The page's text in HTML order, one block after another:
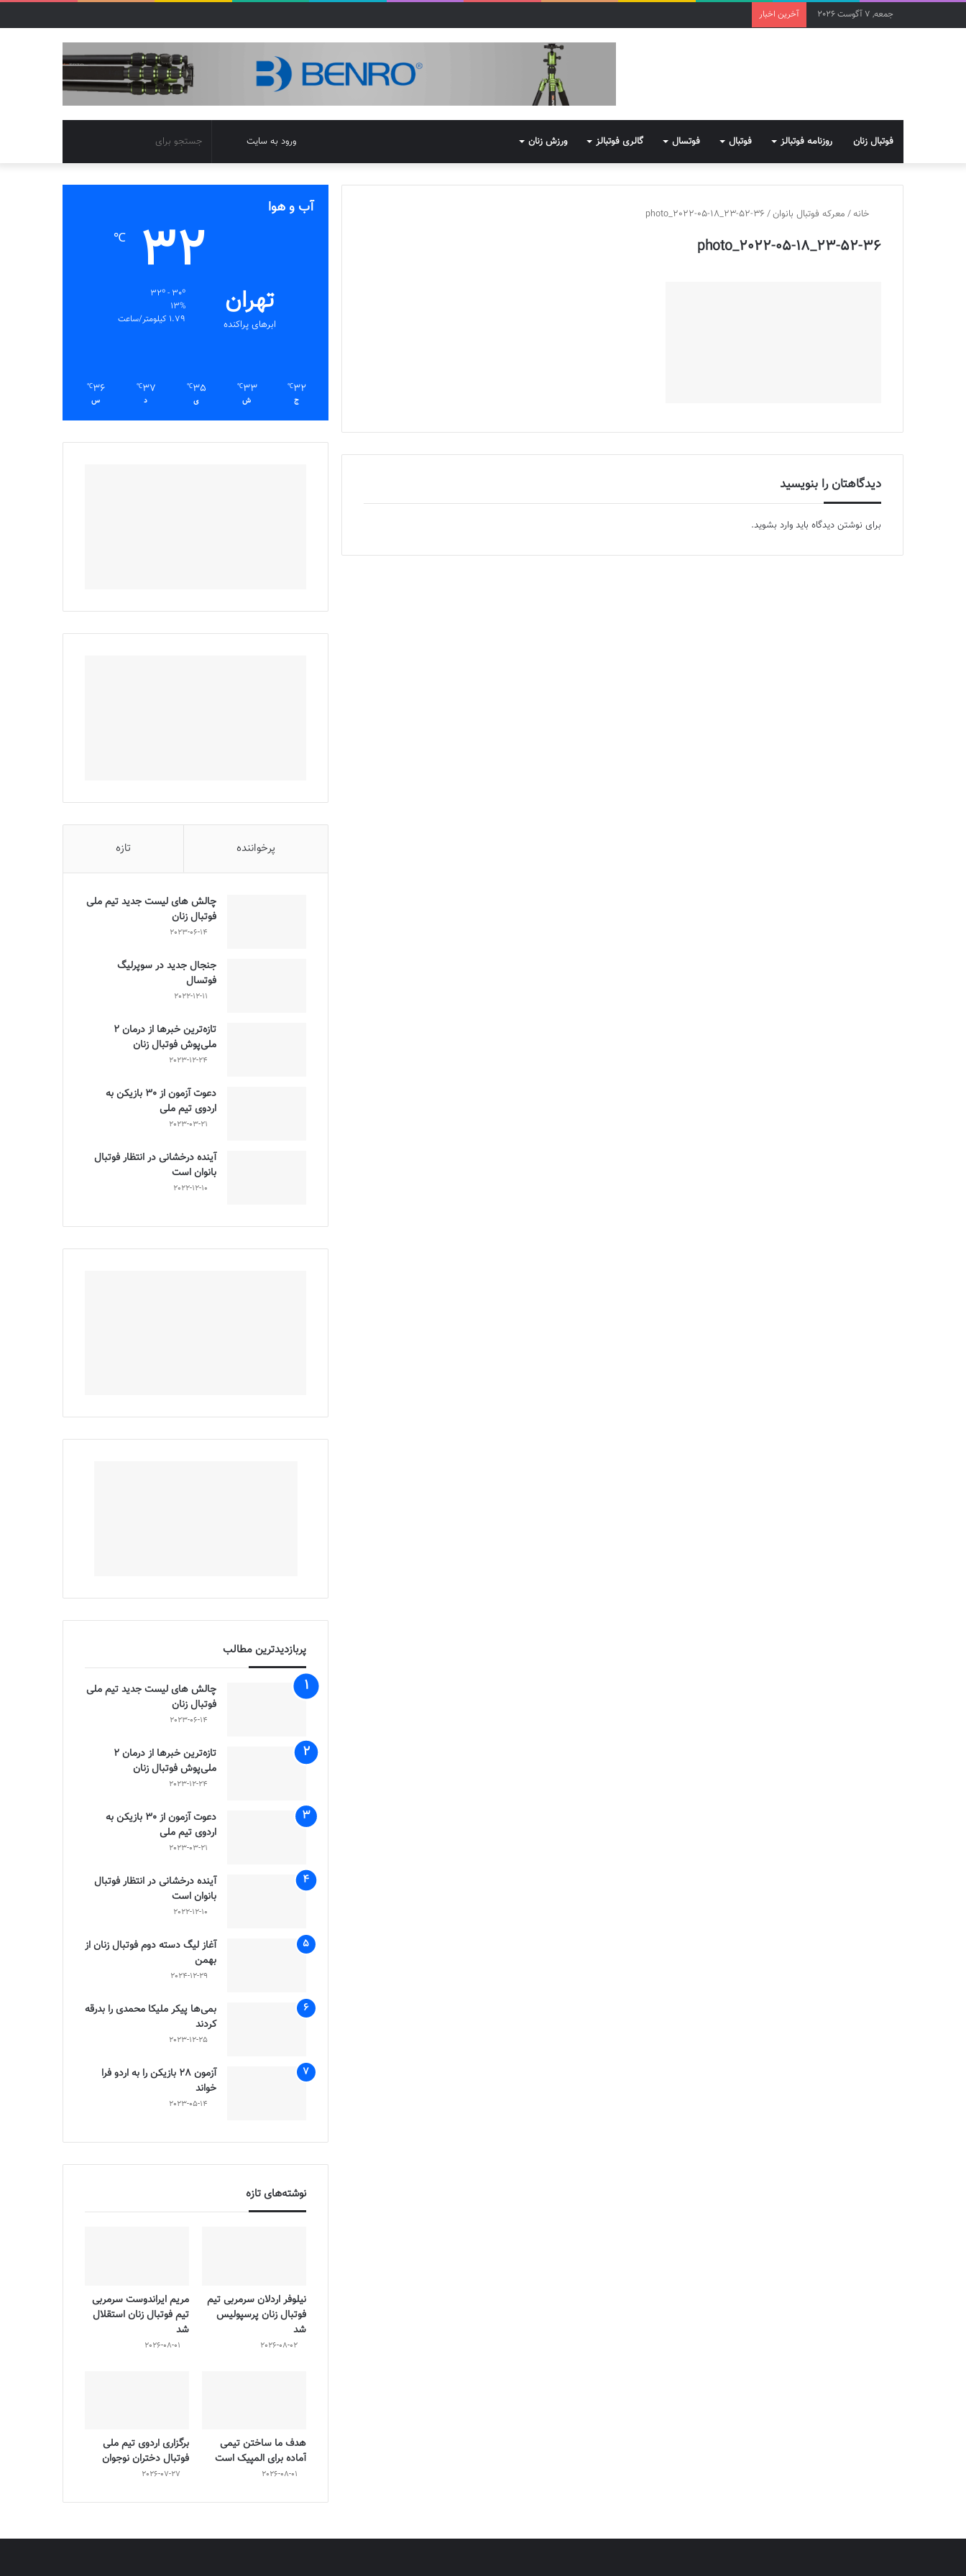
جمعه, 7 آگوست 2026 آخرین اخبار
فوتبال زنان روزنامه فوتبالز فوتبال فوتسال گالری فوتبالز ورزش زنان
برای
تغییر
پوسته
ورود به سایت
خانه/ معرکه فوتبال بانوان/
photo_2022-05-18_23-52-36
photo_2022-05-18_23-52-36
دیدگاهتان را بنویسید
برای نوشتن دیدگاه باید وارد بشوید.
آب و هوا
تهران
ابرهای پراکنده
32
℃
13%
1.79 کیلومتر/ساعت
32
℃
ج
33
℃
ش
35
℃
ی
37
℃
د
36
℃
س
پرخواننده تازه
چالش هاى ليست جدید تيم ملى
فوتبال زنان
2023-06-14
جنجال جدید در سوپرلیگ
فوتسال
2022-12-11
تازه‌ترین خبرها از درمان ۲
ملی‌پوش فوتبال زنان
2023-12-24
دعوت آزمون از 30 بازیکن به
اردوی تیم ملی
2023-03-21
آینده درخشانی در انتظار فوتبال
بانوان است
2022-12-10
پربازدیدترین مطالب
چالش هاى ليست جدید تيم ملى
فوتبال زنان
2023-06-14
تازه‌ترین خبرها از درمان ۲
ملی‌پوش فوتبال زنان
2023-12-24
دعوت آزمون از 30 بازیکن به
اردوی تیم ملی
2023-03-21
آینده درخشانی در انتظار فوتبال
بانوان است
2022-12-10
آغاز لیگ دسته دوم فوتبال زنان از
بهمن
2024-12-29
بمی‌ها پیکر ملیکا محمدی را بدرقه
کردند
2023-12-25
آزمون 28 بازیکن را به اردو فرا
خواند
2023-05-14
نوشته‌های تازه
نیلوفر اردلان سرمربی تیم
فوتبال زنان پرسپولیس
شد
2026-08-02
مریم ایراندوست سرمربی
تیم فوتبال زنان استقلال
شد
2026-08-01
هدف ما ساختن تیمی
آماده برای المپیک است
2026-08-01
برگزاری اردوی تیم ملی
فوتبال دختران نوجوان
2026-07-27